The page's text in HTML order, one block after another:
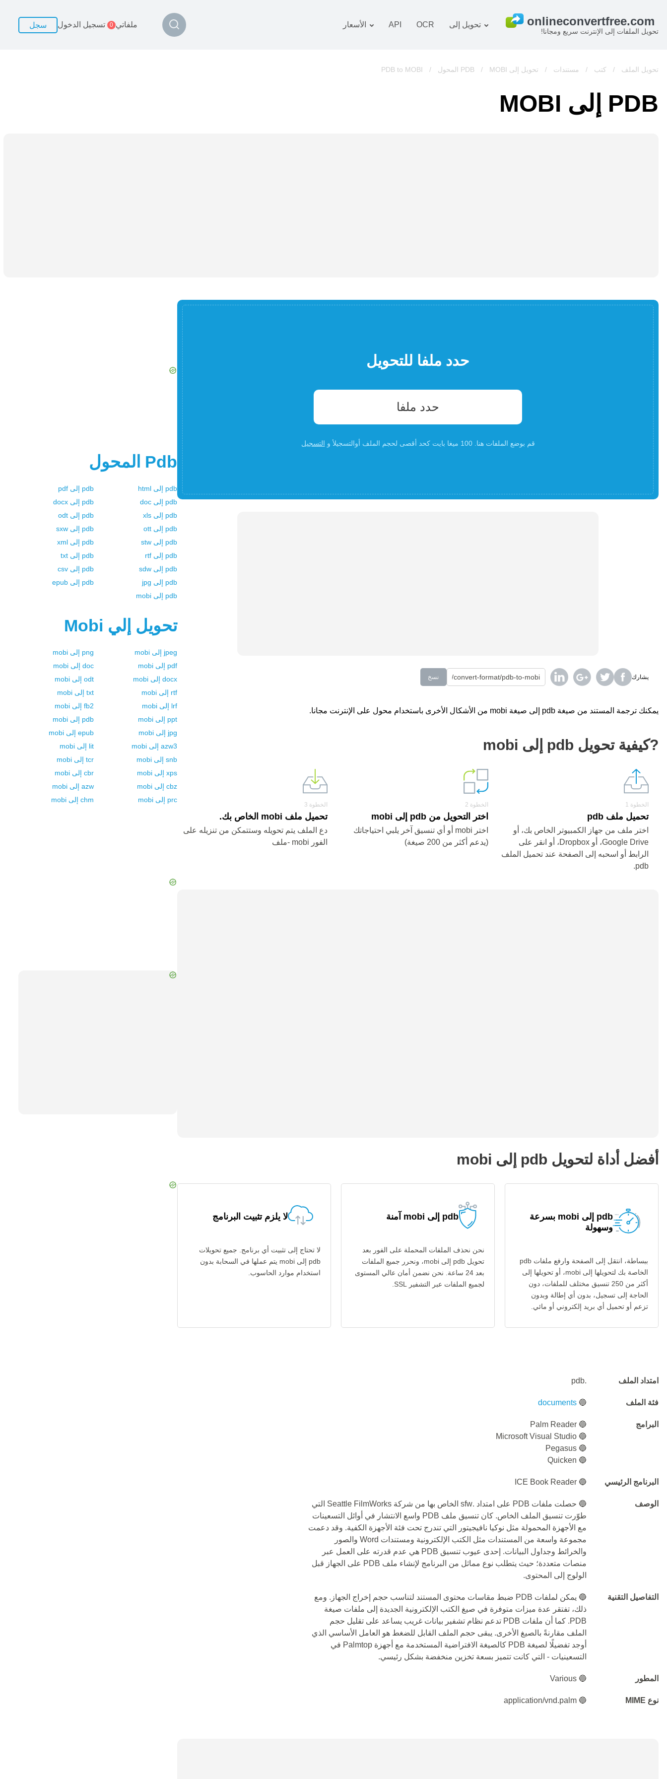
تحويل الملفات إلى الإنترنت سريع ومجانا!
تحويل إلى
صورة المحول
كتب المحول
OCR
API الأسعار ملفاتي 0 تسجيل الدخول سجل
تحويل الملف / كتب / مستندات / تحويل إلى PDB / MOBI المحول /
PDB to MOBI
PDB إلى MOBI
حدد ملفا للتحويل
حدد ملفا
قم بوضع الملفات هنا. 100 ميغا بايت كحد أقصى لحجم الملف أوالتسجيلأ و التسجيل
يشارك نسخ
يمكنك ترجمة المستند من صيغة pdb إلى صيغة mobi من الأشكال الأخرى باستخدام محول على الإنترنت مجانا.
?كيفية تحويل pdb إلى mobi
الخطوة 1
تحميل ملف pdb
اختر ملف من جهاز الكمبيوتر الخاص بك، أو
Google Drive، أو Dropbox، أو انقر على
الرابط أو اسحبه إلى الصفحة عند تحميل الملف
pdb.
الخطوة 2
اختر التحويل من pdb إلى mobi
اختر mobi أو أي تنسيق آخر يلبي احتياجاتك
(يدعم أكثر من 200 صيغة)
الخطوة 3
تحميل ملف mobi الخاص بك.
دع الملف يتم تحويله وستتمكن من تنزيله على
الفور mobi -ملف
أفضل أداة لتحويل pdb إلى mobi
pdb إلى mobi بسرعة
وسهولة
ببساطة، انتقل إلى الصفحة وارفع ملفات pdb
الخاصة بك لتحويلها إلى mobi، أو تحويلها إلى
أكثر من 250 تنسيق مختلف للملفات، دون
الحاجة إلى تسجيل، بدون أي إطالة وبدون
تزعم أو تحميل أي بريد إلكتروني أو مائي.
pdb إلى mobi آمنة
نحن نحذف الملفات المحملة على الفور بعد
تحويل pdb إلى mobi، ونحرر جميع الملفات
بعد 24 ساعة. نحن نضمن أمان عالي المستوى
لجميع الملفات عبر التشفير SSL.
لا يلزم تثبيت البرنامج
لا تحتاج إلى تثبيت أي برنامج. جميع تحويلات
pdb إلى mobi يتم عملها في السحابة بدون
استخدام موارد الحاسوب.
امتداد الملف .pdb
فئة الملف 🔵
documents
البرامج
🔵 Palm Reader
🔵 Microsoft Visual Studio
🔵 Pegasus
🔵 Quicken
البرنامج الرئيسي 🔵 ICE Book Reader
الوصف
🔵 حصلت ملفات PDB على امتداد .sfw الخاص بها من شركة Seattle FilmWorks التي
طوّرت تنسيق الملف الخاص. كان تنسيق ملف PDB واسع الانتشار في أوائل التسعينات
مع الأجهزة المحمولة مثل نوكيا نافيجيتور التي تندرج تحت فئة الأجهزة الكفية. وقد دعمت
مجموعة واسعة من المستندات مثل الكتب الإلكترونية ومستندات Word والصور
والخرائط وجداول البيانات. إحدى عيوب تنسيق PDB هي عدم قدرته على العمل عبر
منصات متعددة؛ حيث يتطلب نوع مماثل من البرنامج لإنشاء ملف PDB على الجهاز قبل
الولوج إلى المحتوى.
التفاصيل التقنية
🔵 يمكن لملفات PDB ضبط مقاسات محتوى المستند لتناسب حجم إخراج الجهاز. ومع
ذلك، تفتقر عدة ميزات متوفرة في صيغ الكتب الإلكترونية الجديدة إلى ملفات صيغة
PDB. كما أن ملفات PDB تدعم نظام تشفير بيانات غريب يساعد على تقليل حجم
الملف مقارنةً بالصيغ الأخرى. يبقى حجم الملف القابل للضغط هو العامل الأساسي الذي
أوجد تفضيلًا لصيغة PDB كالصيغة الافتراضية المستخدمة مع أجهزة Palmtop في
التسعينيات - التي كانت تتميز بسعة تخزين منخفضة بشكل رئيسي.
المطور 🔵 Various
نوع MIME 🔵 application/vnd.palm
Pdb المحول
pdb إلى html
pdb إلى pdf
pdb إلى doc
pdb إلى docx
pdb إلى xls
pdb إلى odt
pdb إلى ott
pdb إلى sxw
pdb إلى stw
pdb إلى xml
pdb إلى rtf
pdb إلى txt
pdb إلى sdw
pdb إلى csv
pdb إلى jpg
pdb إلى epub
pdb إلى mobi
تحويل إلي Mobi
jpeg إلى mobi
png إلى mobi
pdf إلى mobi
doc إلى mobi
docx إلى mobi
odt إلى mobi
rtf إلى mobi
txt إلى mobi
lrf إلى mobi
fb2 إلى mobi
ppt إلى mobi
pdb إلى mobi
jpg إلى mobi
epub إلى mobi
azw3 إلى mobi
lit إلى mobi
snb إلى mobi
tcr إلى mobi
xps إلى mobi
cbr إلى mobi
cbz إلى mobi
azw إلى mobi
prc إلى mobi
chm إلى mobi